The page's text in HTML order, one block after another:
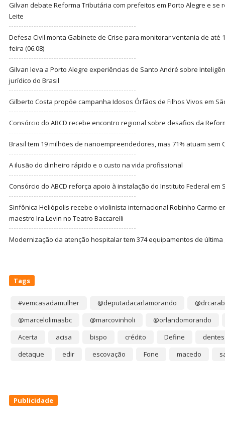
Gilvan debate Reforma Tributária com prefeitos em Porto Alegre e se
Leite
Defesa Civil monta Gabinete de Crise para monitorar ventania de até
feira (06.08)
Gilvan leva a Porto Alegre experiências de Santo André sobre
jurídico do Brasil
Gilberto Costa propõe campanha Idosos Órfãos de Filhos Vivos em
Consórcio do ABCD recebe encontro regional sobre desafios da
Brasil tem 19 milhões de nanoempreendedores, mas 71% atuam sem
A ilusão do dinheiro rápido e o custo na vida profissional
Consórcio do ABCD reforça apoio à instalação do Instituto Federal em
Sinfônica Heliópolis recebe o violinista internacional Robinho Carmo
maestro Ira Levin no Teatro Baccarelli
Modernização da atenção hospitalar tem 374 equipamentos de última
Tags
#vemcasadamulher @deputadacarlamorando
@marcelolimasbc
@marcovinholi
@orlandomorando
Acerta
acisa bispo crédito Define
dentes
detaque
edir escovação Fone macedo
Publicidade